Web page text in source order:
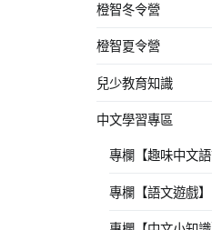
橙智冬令營
橙智夏令營
兒少教育知識
中文學習專區
專欄【趣味中文語
專欄【語文遊戲】